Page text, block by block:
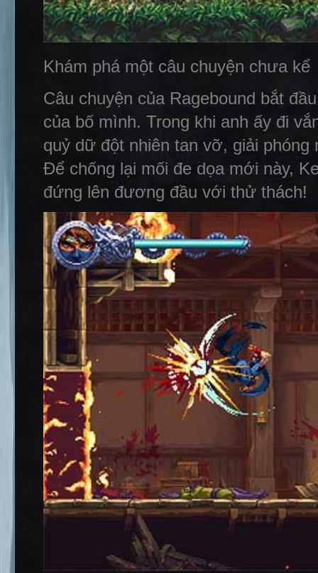
Khám phá một câu chuyện chưa kể
Câu chuyện của Ragebound bắt
của bố mình. Trong khi anh ấy đi
quỷ dữ đột nhiên tan vỡ, giải
Để chống lại mối đe dọa mới này,
đứng lên đương đầu với thử thách!